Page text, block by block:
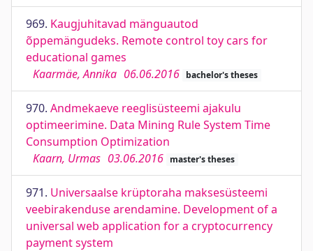
969. Kaugjuhitavad mänguautod
õppemängudeks. Remote control toy cars for
educational games
Kaarmäe, Annika 06.06.2016 bachelor's theses
970. Andmekaeve reeglisüsteemi ajakulu
optimeerimine. Data Mining Rule System Time
Consumption Optimization
Kaarn, Urmas 03.06.2016 master's theses
971. Universaalse krüptoraha maksesüsteemi
veebirakenduse arendamine. Development of a
universal web application for a cryptocurrency
payment system